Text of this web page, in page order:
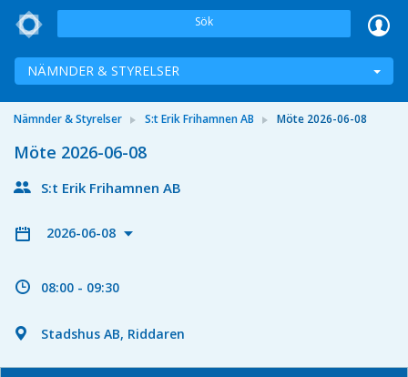
Sök
NÄMNDER & STYRELSER
Nämnder & Styrelser S:t Erik Frihamnen AB Möte 2026-06-08
Möte 2026-06-08
S:t Erik Frihamnen AB
2026-06-08
08:00 - 09:30
Stadshus AB, Riddaren